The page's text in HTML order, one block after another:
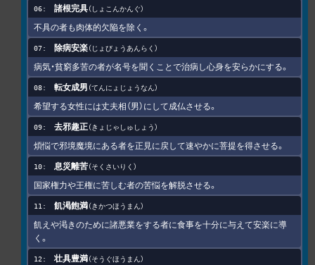
諸根完具 しょこんかんぐ
不具の者も肉体的欠陥を除く。
除病安楽 じょびょうあんらく
病気・貧窮多苦の者が名号を聞くことで治病し心身を安らかにする。
転女成男 てんにょじょうなん
希望する女性には丈夫相（男）にして成仏させる。
去邪趣正 きょじゃしゅしょう
煩悩で邪境魔境にある者を正見に戻して速やかに菩提を得させる。
息災離苦 そくさいりく
国家権力や王権に苦しむ者の苦悩を解脱させる。
飢渇飽満 きかつほうまん
飢えや渇きのために諸悪業をする者に食事を十分に与えて安楽に導
く。
壮具豊満 そうぐほうまん